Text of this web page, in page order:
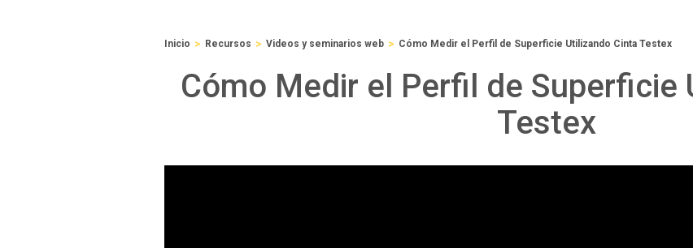
Inicio > Recursos > Videos y seminarios web > Cómo Medir el Perfil de Superficie Utilizando Cinta Testex
Cómo Medir el Perfil de Superficie
Testex